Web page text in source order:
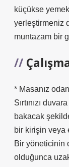
küçükse
yerleştirmeniz
muntazam bir
* Masanız
Sırtınızı
bakacak şekilde
bir kirişin veya
Bir yöneticinin
olduğunca